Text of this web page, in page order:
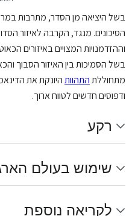
בשל היציאה מן הסדר, מתרבות
הסיכונים. מנגד, הקרבה לאיזור
וההזדמנויות המצויים באיזורים
בשל הסמיכות בין האיזור הסבוך
מתחוללתהתהוותהיונקת את
ודפוסים חדשים לטווח ארוך.
רקע
שימוש בעולם
לקריאה נוספת